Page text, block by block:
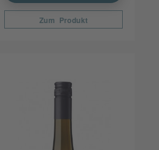
Zum Produkt